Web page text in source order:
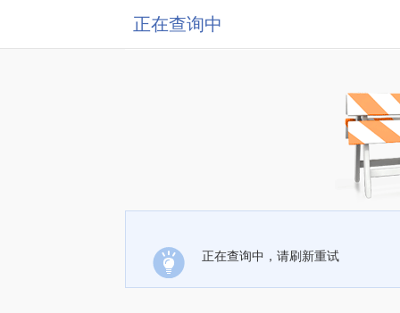
正在查询中
正在查询中，请刷新重试